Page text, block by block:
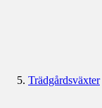
Trädgårdsväxter